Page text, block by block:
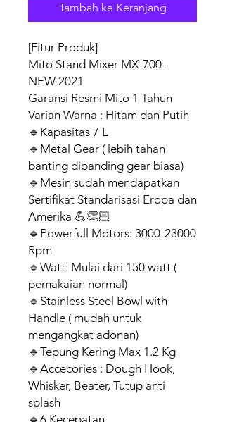
Tambah ke Keranjang
[Fitur Produk]
Mito Stand Mixer MX-700 -
NEW 2021
Garansi Resmi Mito 1 Tahun
Varian Warna : Hitam dan Putih
🔹Kapasitas 7 L
🔹Metal Gear ( lebih tahan
banting dibanding gear biasa)
🔹Mesin sudah mendapatkan
Sertifikat Standarisasi Eropa dan
Amerika 💪👏🏻
🔹Powerfull Motors: 3000-23000
Rpm
🔹Watt: Mulai dari 150 watt (
pemakaian normal)
🔹Stainless Steel Bowl with
Handle ( mudah untuk
mengangkat adonan)
🔹Tepung Kering Max 1.2 Kg
🔹Accecories : Dough Hook,
Whisker, Beater, Tutup anti
splash